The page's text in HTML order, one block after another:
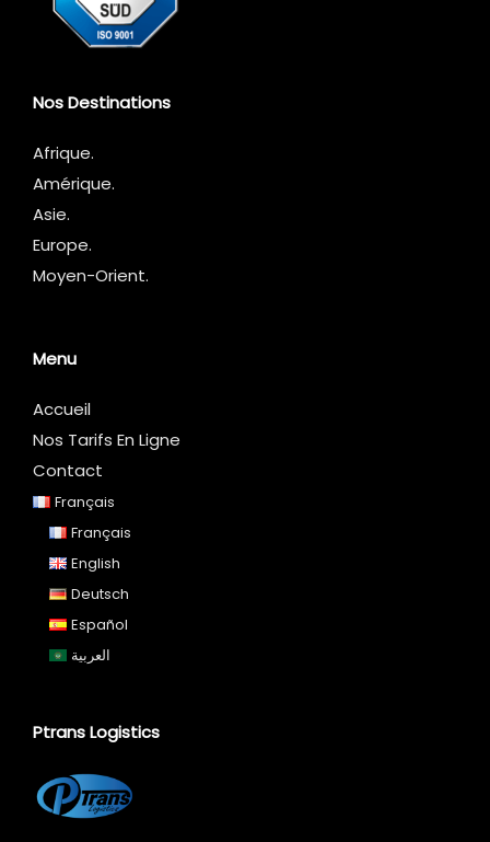
Nos Destinations
Afrique.
Amérique.
Asie.
Europe.
Moyen-Orient.
Menu
Accueil
Nos Tarifs En Ligne
Contact
Français
Français
English
Deutsch
Español
العربية
Ptrans Logistics